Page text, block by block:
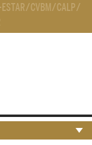
/CVBM/CALP/